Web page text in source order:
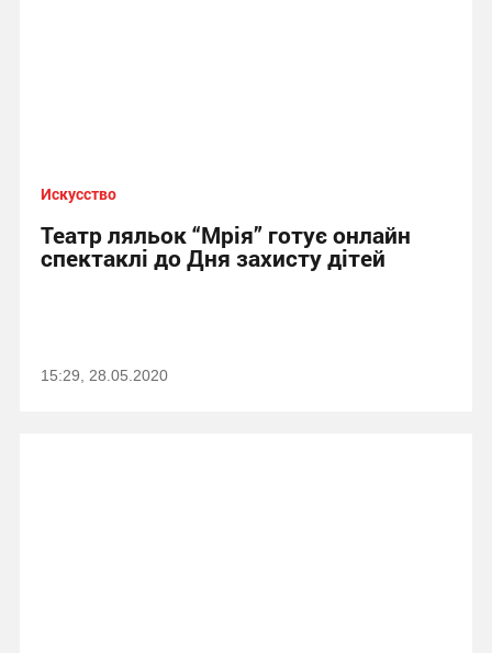
Искусство
Театр ляльок “Мрія” готує онлайн
спектаклі до Дня захисту дітей
15:29, 28.05.2020